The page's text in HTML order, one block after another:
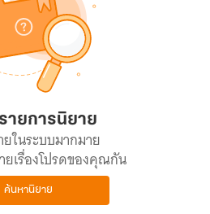
ายการนิยาย
ยในระบบมากมาย
เรื่องโปรดของคุณกัน
ค้นหานิยาย